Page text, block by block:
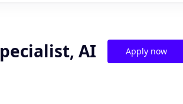
AI Apply now